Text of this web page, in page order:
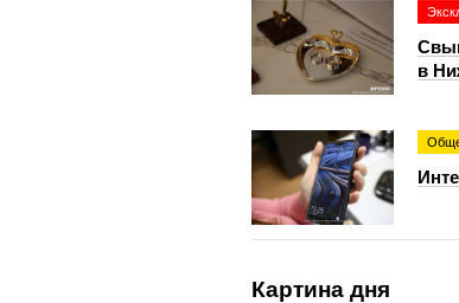
в
Картина дня